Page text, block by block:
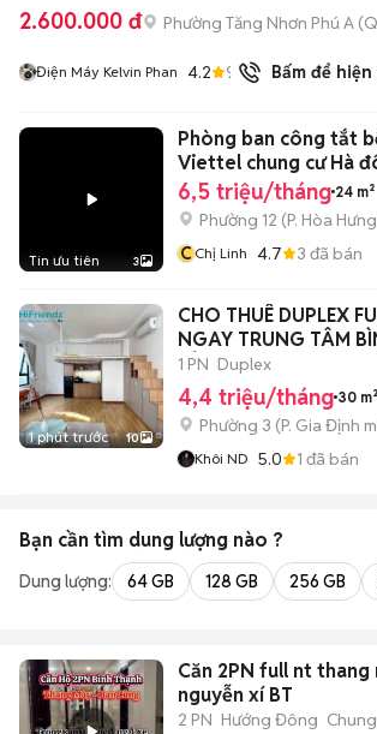
2.600.000 đ Phường Tăng Nhơn Phú A
Điện Máy Kelvin Phan 4.2 92đã bánBấm để hiện
Tin ưu tiên 3
Phòng ban công tắt
Viettel chung cư Hà
6,5 triệu/tháng 24 m²
Phường 12 (P. Hòa Hưng
CChị Linh 4.7 3 đã bán
1 phút trước 10
CHO THUÊ DUPLEX
NGAY TRUNG TÂM
RẺ
1 PN Duplex
4,4 triệu/tháng 30 m²
Phường 3 (P. Gia Định
Khôi ND 5.0 1 đã bán
Bạn cần tìm dung lượng nào ?
Dung lượng: 64 GB 128 GB 256 GB
Căn 2PN full nt thang
nguyễn xí BT
2 PN Hướng Đông